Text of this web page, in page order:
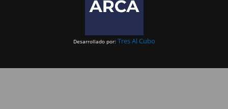
Desarrollado por: Tres Al Cubo